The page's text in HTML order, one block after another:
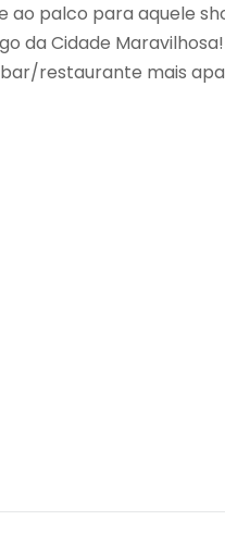
ao palco para aquele
da Cidade Maravilhosa!
restaurante mais